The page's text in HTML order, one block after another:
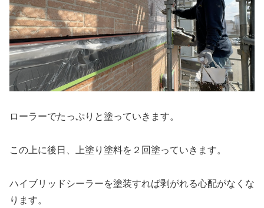
ローラーでたっぷりと塗っていきます。
この上に後日、上塗り塗料を２回塗っていきます。
ハイブリッドシーラーを塗装すれば剥がれる心配がなくな
ります。